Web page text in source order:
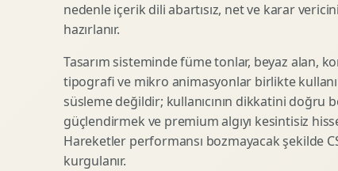
Etiket Tasarimi
Kutu Tasarimi
Raf Gorunurlugu
Gida Ambalaj Tasarimi
Kozmetik Ambalaj Tasarimi
E Ticaret Kutu Tasarimi
Ambalaj Mockup Tasarimi
Brosur Tasarimi
Sunum Tasarimi
Katalog Tasarimi
Infografik Tasarimi
Fuaye Gorsel Tasarimi
Kurumsal Ilan Tasarimi
nedenle içerik dili abartısız, net ve karar
hazırlanır.
Tasarım sisteminde füme tonlar, beyaz alan,
tipografi ve mikro animasyonlar birlikte
süsleme değildir; kullanıcının dikkatini doğru
güçlendirmek ve premium algıyı kesintisiz
Hareketler performansı bozmayacak şekilde
kurgulanır.